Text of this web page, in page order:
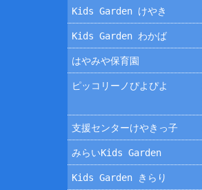
Kids Garden けやき
Kids Garden わかば
はやみや保育園
ピッコリーノぴよぴよ
支援センターけやきっ子
みらいKids Garden
Kids Garden きらり